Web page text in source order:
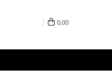
0,00